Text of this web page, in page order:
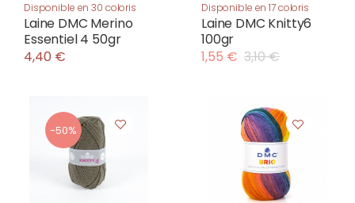
Disponible en 30 coloris
Laine DMC Merino
Essentiel 4 50gr
4,40 €
Disponible en 17 coloris
Laine DMC Knitty6
100gr
1,55 € 3,10 €
-50%